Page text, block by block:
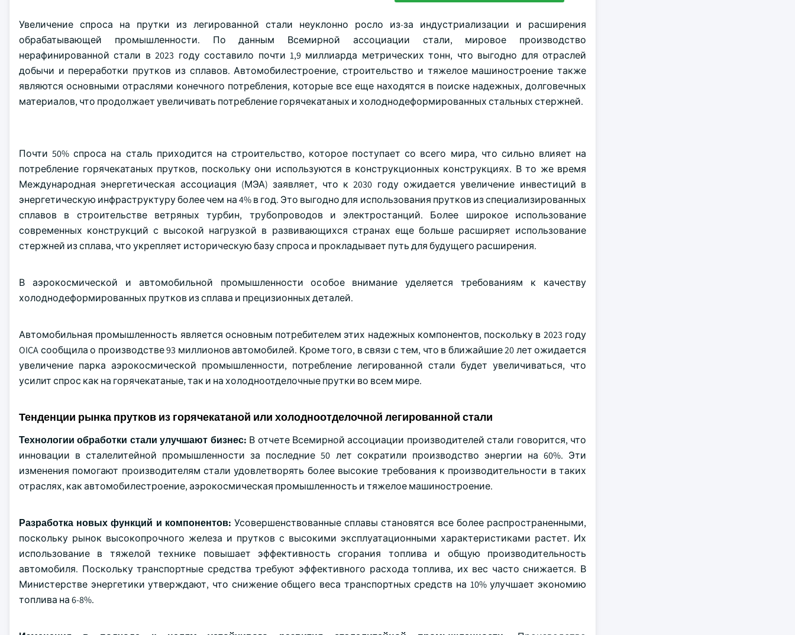
Увеличение спроса на прутки из легированной стали неуклонно росло из-за индустриализации и расширения
обрабатывающей промышленности. По данным Всемирной ассоциации стали, мировое производство
нерафинированной стали в 2023 году составило почти 1,9 миллиарда метрических тонн, что выгодно для отраслей
добычи и переработки прутков из сплавов. Автомобилестроение, строительство и тяжелое машиностроение также
являются основными отраслями конечного потребления, которые все еще находятся в поиске надежных, долговечных
материалов, что продолжает увеличивать потребление горячекатаных и холоднодеформированных стальных стержней.
Почти 50% спроса на сталь приходится на строительство, которое поступает со всего мира, что сильно влияет на
потребление горячекатаных прутков, поскольку они используются в конструкционных конструкциях. В то же время
Международная энергетическая ассоциация (МЭА) заявляет, что к 2030 году ожидается увеличение инвестиций в
энергетическую инфраструктуру более чем на 4% в год. Это выгодно для использования прутков из специализированных
сплавов в строительстве ветряных турбин, трубопроводов и электростанций. Более широкое использование
современных конструкций с высокой нагрузкой в развивающихся странах еще больше расширяет использование
стержней из сплава, что укрепляет историческую базу спроса и прокладывает путь для будущего расширения.
В аэрокосмической и автомобильной промышленности особое внимание уделяется требованиям к качеству
холоднодеформированных прутков из сплава и прецизионных деталей.
Автомобильная промышленность является основным потребителем этих надежных компонентов, поскольку в 2023 году
OICA сообщила о производстве 93 миллионов автомобилей. Кроме того, в связи с тем, что в ближайшие 20 лет ожидается
увеличение парка аэрокосмической промышленности, потребление легированной стали будет увеличиваться, что
усилит спрос как на горячекатаные, так и на холодноотделочные прутки во всем мире.
Тенденции рынка прутков из горячекатаной или холодноотделочной легированной стали
Технологии обработки стали улучшают бизнес: В отчете Всемирной ассоциации производителей стали говорится, что
инновации в сталелитейной промышленности за последние 50 лет сократили производство энергии на 60%. Эти
изменения помогают производителям стали удовлетворять более высокие требования к производительности в таких
отраслях, как автомобилестроение, аэрокосмическая промышленность и тяжелое машиностроение.
Разработка новых функций и компонентов: Усовершенствованные сплавы становятся все более распространенными,
поскольку рынок высокопрочного железа и прутков с высокими эксплуатационными характеристиками растет. Их
использование в тяжелой технике повышает эффективность сгорания топлива и общую производительность
автомобиля. Поскольку транспортные средства требуют эффективного расхода топлива, их вес часто снижается. В
Министерстве энергетики утверждают, что снижение общего веса транспортных средств на 10% улучшает экономию
топлива на 6-8%.